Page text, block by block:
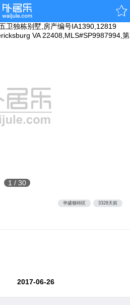
1 / 30
华盛顿特区 3328天前
2017-06-26